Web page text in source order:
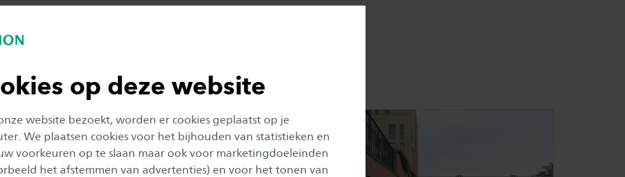
op deze website
website bezoekt, worden er cookies geplaatst op je
We plaatsen cookies voor het bijhouden van statistieken en
voorkeuren op te slaan maar ook voor marketingdoeleinden
het afstemmen van advertenties) en voor het tonen van